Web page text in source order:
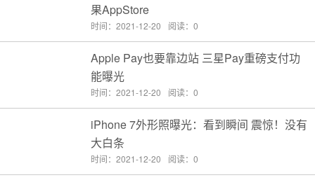
果AppStore
时间：2021-12-20 阅读：0
Apple Pay也要靠边站 三星Pay重磅支付功
能曝光
时间：2021-12-20 阅读：0
iPhone 7外形照曝光：看到瞬间 震惊！没有
大白条
时间：2021-12-20 阅读：0